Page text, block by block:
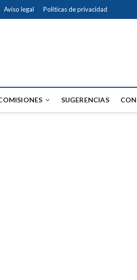
Aviso legal Políticas de privacidad
SUGERENCIAS